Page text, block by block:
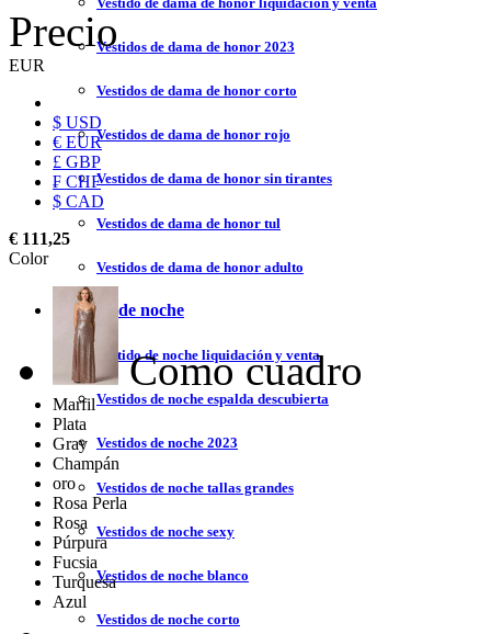
Vestidos de dama de honor 2023
Vestidos de dama de honor corto
Vestidos de dama de honor rojo
Vestidos de dama de honor sin tirantes
Vestidos de dama de honor tul
Vestidos de dama de honor adulto
Vestidos de noche
Vestido de noche liquidación y venta
Vestidos de noche espalda descubierta
Vestidos de noche 2023
Vestidos de noche tallas grandes
Vestidos de noche sexy
Vestidos de noche blanco
Vestidos de noche corto
Precio
EUR
$ USD
€ EUR
£ GBP
₣ CHF
$ CAD
€ 111,25
Color
Como cuadro
Marfil
Plata
Gray
Champán
oro
Rosa Perla
Rosa
Púrpura
Fucsia
Turquesa
Azul